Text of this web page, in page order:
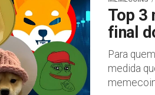
Top 3
final
Para
medida